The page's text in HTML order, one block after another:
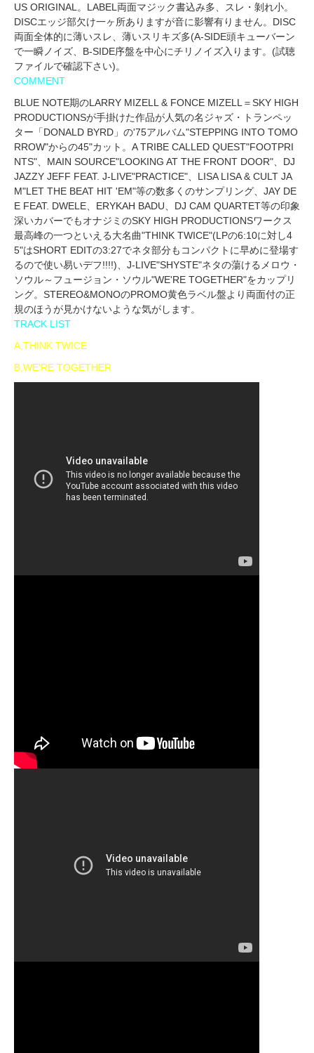
US ORIGINAL。LABEL両面マジック書込み多、スレ・剝れ小。
DISCエッジ部欠け一ヶ所ありますが音に影響有りません。DISC
両面全体的に薄いスレ、薄いスリキズ多(A-SIDE頭キューバーン
で一瞬ノイズ、B-SIDE序盤を中心にチリノイズ入ります。(試聴
ファイルで確認下さい)。
COMMENT
BLUE NOTE期のLARRY MIZELL & FONCE MIZELL＝SKY HIGH
PRODUCTIONSが手掛けた作品が人気の名ジャズ・トランペッ
ター「DONALD BYRD」の'75アルバム"STEPPING INTO TOMO
RROW"からの45"カット。A TRIBE CALLED QUEST"FOOTPRI
NTS"、MAIN SOURCE"LOOKING AT THE FRONT DOOR"、DJ
JAZZY JEFF FEAT. J-LIVE"PRACTICE"、LISA LISA & CULT JA
M"LET THE BEAT HIT 'EM"等の数多くのサンプリング、JAY DE
E FEAT. DWELE、ERYKAH BADU、DJ CAM QUARTET等の印象
深いカバーでもオナジミのSKY HIGH PRODUCTIONSワークス
最高峰の一つといえる大名曲"THINK TWICE"(LPの6:10に対し4
5"はSHORT EDITの3:27でネタ部分もコンパクトに早めに登場す
るので使い易いデフ!!!!)、J-LIVE"SHYSTE"ネタの蕩けるメロウ・
ソウル～フュージョン・ソウル"WE'RE TOGETHER"をカップリ
ング。STEREO&MONOのPROMO黄色ラベル盤より両面付の正
規のほうが見かけないような気がします。
TRACK LIST
A,THINK TWICE
B,WE'RE TOGETHER